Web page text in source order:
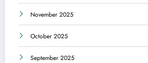
November 2025
October 2025
September 2025